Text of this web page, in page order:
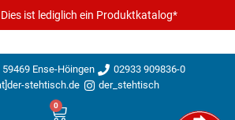
ist lediglich ein Produktkatalog*
59469 Ense-Höingen
02933 909836-0
stehtisch.de
der_stehtisch
0